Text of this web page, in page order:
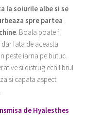
la soiurile albe si se
spre partea
. Boala poate fi
fata de aceasta
peste iarna pe butuc.
si distrug echilibrul
si capata aspect
de Hyalesthes